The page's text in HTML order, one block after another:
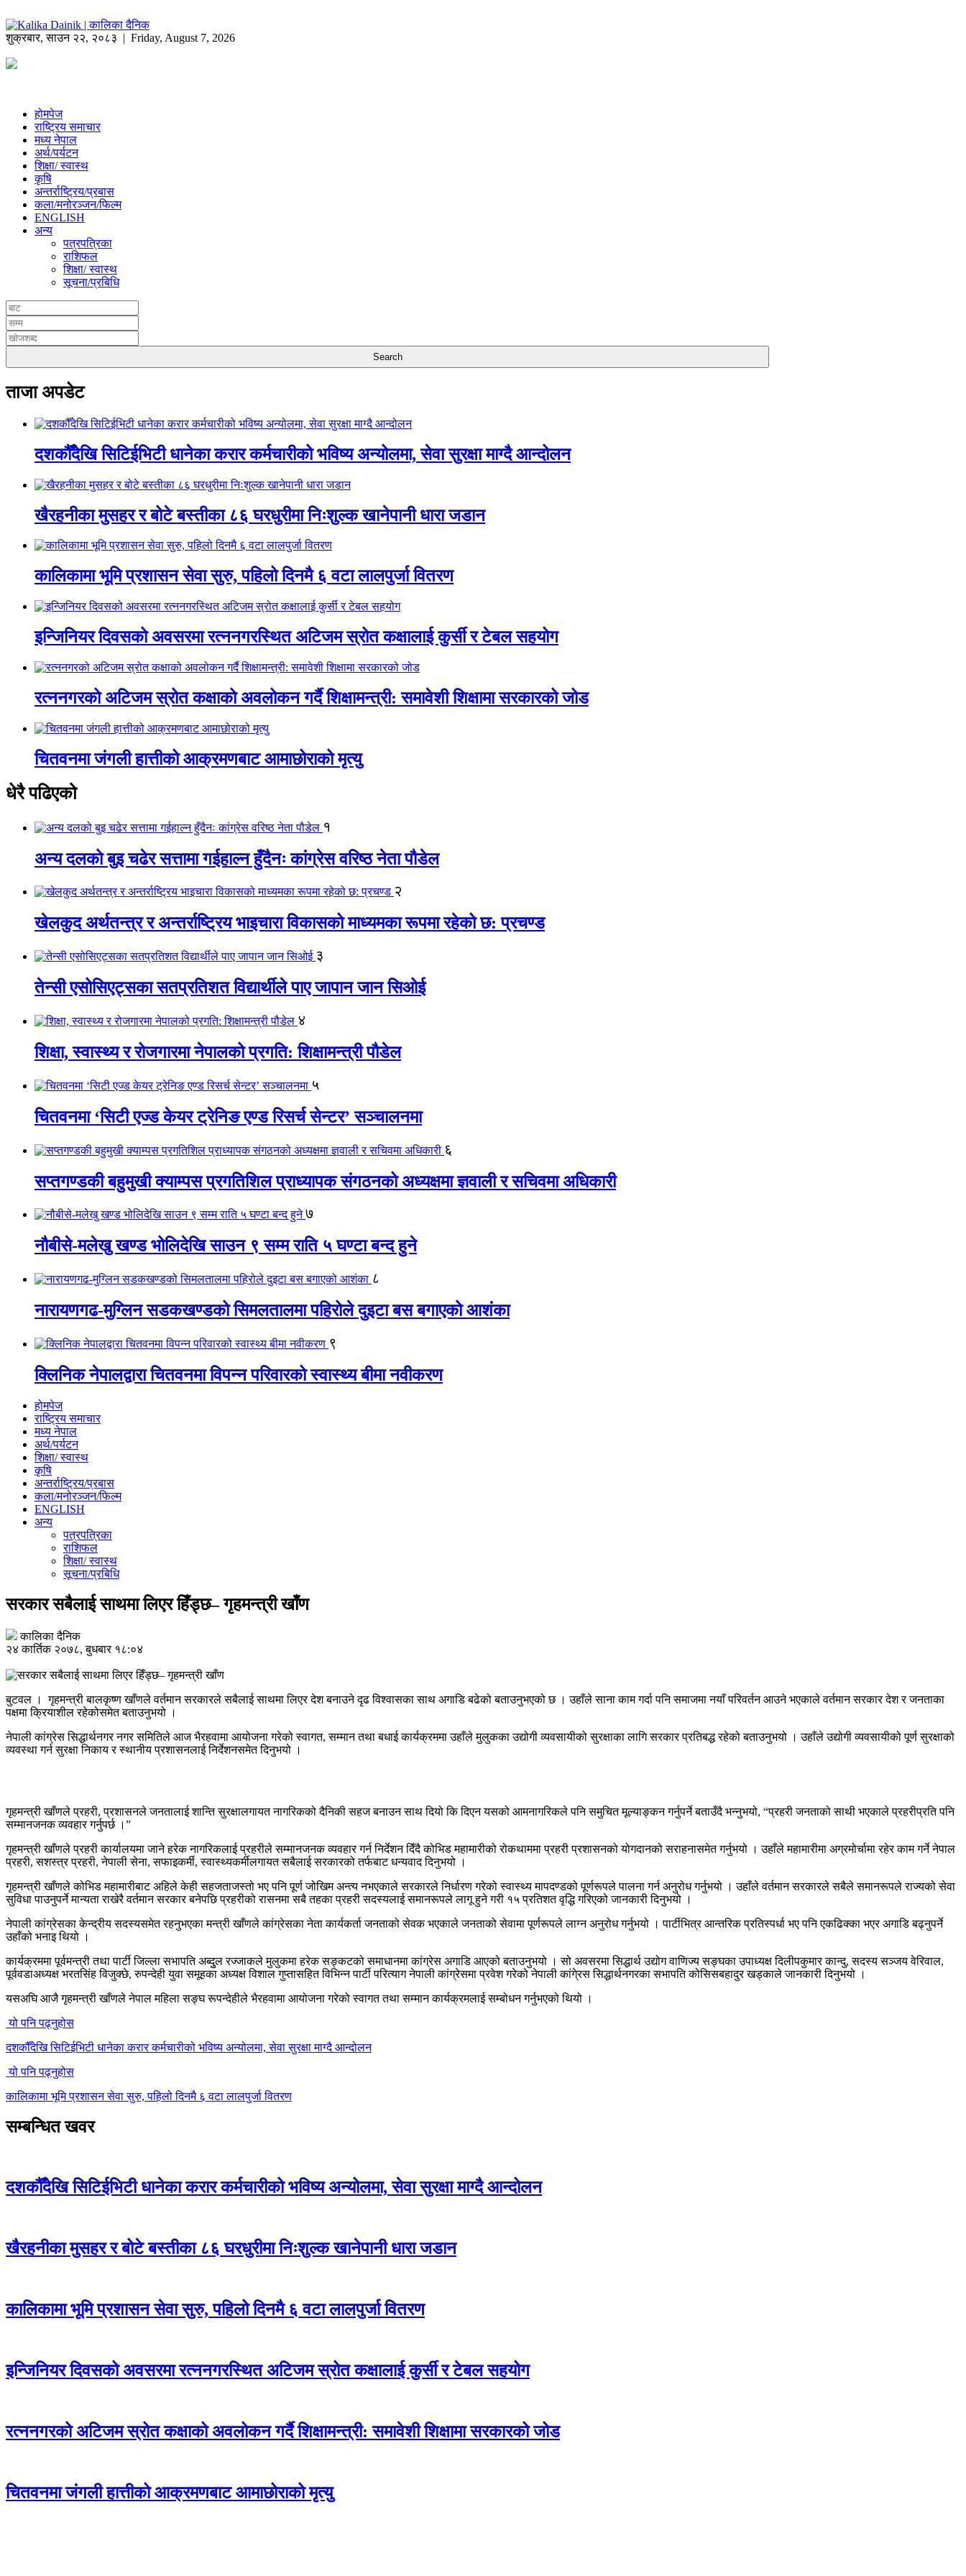
शुक्रबार,साउन २२, २०८३ | Friday, August 7, 2026
होमपेज
राष्ट्रिय समाचार
मध्य नेपाल
अर्थ/पर्यटन
शिक्षा/ स्वास्थ
कृषि
अन्तर्राष्ट्रिय/प्रबास
कला/मनोरञ्जन/फिल्म
ENGLISH
अन्य
पत्रपत्रिका
राशिफल
शिक्षा/ स्वास्थ
सूचना/प्रबिधि
ताजा अपडेट
दशकौँदेखि सिटिईभिटी धानेका करार कर्मचारीको भविष्य अन्योलमा, सेवा सुरक्षा माग्दै आन्दोलन
खैरहनीका मुसहर र बोटे बस्तीका ८६ घरधुरीमा निःशुल्क खानेपानी धारा जडान
कालिकामा भूमि प्रशासन सेवा सुरु, पहिलो दिनमै ६ वटा लालपुर्जा वितरण
इन्जिनियर दिवसको अवसरमा रत्ननगरस्थित अटिजम स्रोत कक्षालाई कुर्सी र टेबल सहयोग
रत्ननगरको अटिजम स्रोत कक्षाको अवलोकन गर्दै शिक्षामन्त्री: समावेशी शिक्षामा सरकारको जोड
चितवनमा जंगली हात्तीको आक्रमणबाट आमाछोराको मृत्यु
धेरै पढिएको
१
अन्य दलको बुइ चढेर सत्तामा गईहाल्न हुँदैनः कांग्रेस वरिष्ठ नेता पौडेल
२
खेलकुद अर्थतन्त्र र अन्तर्राष्ट्रिय भाइचारा विकासको माध्यमका रूपमा रहेको छ: प्रचण्ड
३
तेन्सी एसोसिएट्सका सतप्रतिशत विद्यार्थीले पाए जापान जान सिओई
४
शिक्षा, स्वास्थ्य र रोजगारमा नेपालको प्रगति: शिक्षामन्त्री पौडेल
५
चितवनमा ‘सिटी एज्ड केयर ट्रेनिङ एण्ड रिसर्च सेन्टर’ सञ्चालनमा
६
सप्तगण्डकी बहुमुखी क्याम्पस प्रगतिशिल प्राध्यापक संगठनको अध्यक्षमा ज्ञवाली र सचिवमा अधिकारी
७
नौबीसे-मलेखु खण्ड भोलिदेखि साउन ९ सम्म राति ५ घण्टा बन्द हुने
८
नारायणगढ-मुग्लिन सडकखण्डको सिमलतालमा पहिरोले दुइटा बस बगाएको आशंका
९
क्लिनिक नेपालद्वारा चितवनमा विपन्न परिवारको स्वास्थ्य बीमा नवीकरण
होमपेज
राष्ट्रिय समाचार
मध्य नेपाल
अर्थ/पर्यटन
शिक्षा/ स्वास्थ
कृषि
अन्तर्राष्ट्रिय/प्रबास
कला/मनोरञ्जन/फिल्म
ENGLISH
अन्य
पत्रपत्रिका
राशिफल
शिक्षा/ स्वास्थ
सूचना/प्रबिधि
सरकार सबैलाई साथमा लिएर हिँड्छ– गृहमन्त्री खाँण
कालिका दैनिक
२४ कार्तिक २०७८, बुधबार १८:०४
बुटवल । गृहमन्त्री बालकृष्ण खाँणले वर्तमान सरकारले सबैलाई साथमा लिएर देश बनाउने दृढ विश्वासका साथ अगाडि बढेको बताउनुभएको छ । उहाँले साना काम गर्दा पनि समाजमा नयाँ परिवर्तन आउने भएकाले वर्तमान सरकार देश र जनताका
पक्षमा क्रियाशील रहेकोसमेत बताउनुभयो ।
नेपाली कांग्रेस सिद्धार्थनगर नगर समितिले आज भैरहवामा आयोजना गरेको स्वागत, सम्मान तथा बधाई कार्यक्रममा उहाँले मुलुकका उद्योगी व्यवसायीको सुरक्षाका लागि सरकार प्रतिबद्ध रहेको बताउनुभयो । उहाँले उद्योगी व्यवसायीको पूर्ण सुरक्षाको
व्यवस्था गर्न सुरक्षा निकाय र स्थानीय प्रशासनलाई निर्देशनसमेत दिनुभयो ।
गृहमन्त्री खाँणले प्रहरी, प्रशासनले जनतालाई शान्ति सुरक्षालगायत नागरिकको दैनिकी सहज बनाउन साथ दियो कि दिएन यसको आमनागरिकले पनि समुचित मूल्याङ्कन गर्नुपर्ने बताउँदै भन्नुभयो, “प्रहरी जनताको साथी भएकाले प्रहरीप्रति पनि
सम्मानजनक व्यवहार गर्नुपर्छ ।”
गृहमन्त्री खाँणले प्रहरी कार्यालयमा जाने हरेक नागरिकलाई प्रहरीले सम्मानजनक व्यवहार गर्न निर्देशन दिँदै कोभिड महामारीको रोकथाममा प्रहरी प्रशासनको योगदानको सराहनासमेत गर्नुभयो । उहाँले महामारीमा अग्रमोर्चामा रहेर काम गर्ने नेपाल
प्रहरी, सशस्त्र प्रहरी, नेपाली सेना, सफाइकर्मी, स्वास्थ्यकर्मीलगायत सबैलाई सरकारको तर्फबाट धन्यवाद दिनुभयो ।
गृहमन्त्री खाँणले कोभिड महामारीबाट अहिले केही सहजताजस्तो भए पनि पूर्ण जोखिम अन्त्य नभएकाले सरकारले निर्धारण गरेको स्वास्थ्य मापदण्डको पूर्णरूपले पालना गर्न अनुरोध गर्नुभयो । उहाँले वर्तमान सरकारले सबैले समानरूपले राज्यको सेवा
सुविधा पाउनुपर्ने मान्यता राखेरै वर्तमान सरकार बनेपछि प्रहरीको रासनमा सबै तहका प्रहरी सदस्यलाई समानरूपले लागू हुने गरी १५ प्रतिशत वृद्धि गरिएको जानकारी दिनुभयो ।
नेपाली कांग्रेसका केन्द्रीय सदस्यसमेत रहनुभएका मन्त्री खाँणले कांग्रेसका नेता कार्यकर्ता जनताको सेवक भएकाले जनताको सेवामा पूर्णरूपले लाग्न अनुरोध गर्नुभयो । पार्टीभित्र आन्तरिक प्रतिस्पर्धा भए पनि एकढिक्का भएर अगाडि बढ्नुपर्ने
उहाँको भनाइ थियो ।
कार्यक्रममा पूर्वमन्त्री तथा पार्टी जिल्ला सभापति अब्दुुल रज्जाकले मुलुकमा हरेक सङ्कटको समाधानमा कांग्रेस अगाडि आएको बताउनुभयो । सो अवसरमा सिद्धार्थ उद्योग वाणिज्य सङ्घका उपाध्यक्ष दिलीपकुमार कान्दु, सदस्य सञ्जय वेरिवाल,
पूर्ववडाअध्यक्ष भरतसिंह विजुक्छे, रुपन्देही युवा समूहका अध्यक्ष विशाल गुप्तासहित विभिन्न पार्टी परित्याग नेपाली कांग्रेसमा प्रवेश गरेको नेपाली कांगे्रस सिद्धार्थनगरका सभापति कोसिसबहादुर खड्काले जानकारी दिनुभयो ।
यसअघि आजै गृहमन्त्री खाँणले नेपाल महिला सङ्घ रूपन्देहीले भैरहवामा आयोजना गरेको स्वागत तथा सम्मान कार्यक्रमलाई सम्बोधन गर्नुभएको थियो ।
यो पनि पढ्नुहोस
दशकौँदेखि सिटिईभिटी धानेका करार कर्मचारीको भविष्य अन्योलमा, सेवा सुरक्षा माग्दै आन्दोलन
यो पनि पढ्नुहोस
कालिकामा भूमि प्रशासन सेवा सुरु, पहिलो दिनमै ६ वटा लालपुर्जा वितरण
सम्बन्धित खवर
दशकौँदेखि सिटिईभिटी धानेका करार कर्मचारीको भविष्य अन्योलमा, सेवा सुरक्षा माग्दै आन्दोलन
खैरहनीका मुसहर र बोटे बस्तीका ८६ घरधुरीमा निःशुल्क खानेपानी धारा जडान
कालिकामा भूमि प्रशासन सेवा सुरु, पहिलो दिनमै ६ वटा लालपुर्जा वितरण
इन्जिनियर दिवसको अवसरमा रत्ननगरस्थित अटिजम स्रोत कक्षालाई कुर्सी र टेबल सहयोग
रत्ननगरको अटिजम स्रोत कक्षाको अवलोकन गर्दै शिक्षामन्त्री: समावेशी शिक्षामा सरकारको जोड
चितवनमा जंगली हात्तीको आक्रमणबाट आमाछोराको मृत्यु